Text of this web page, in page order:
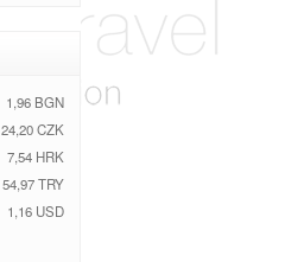
1,96 BGN
24,20 CZK
7,54 HRK
54,97 TRY
1,16 USD